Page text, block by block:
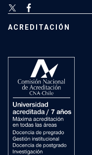
ACREDITACIÓN